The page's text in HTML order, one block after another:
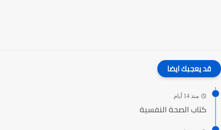
قد يعجبك ايضا
منذ 14 أيام
كتاب الصحة النفسية